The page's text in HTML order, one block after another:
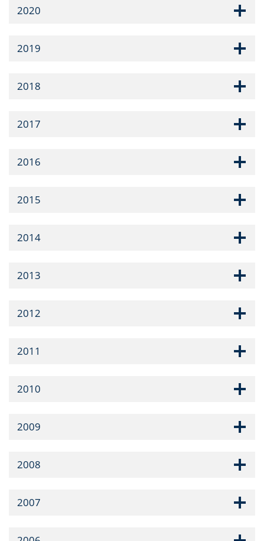
2020
2019
2018
2017
2016
2015
2014
2013
2012
2011
2010
2009
2008
2007